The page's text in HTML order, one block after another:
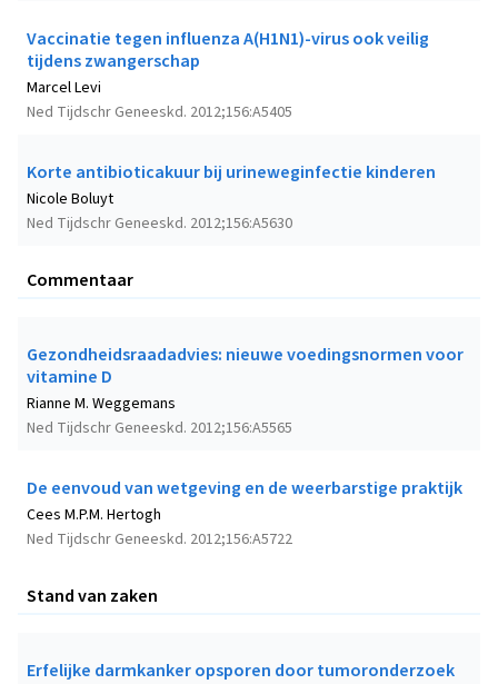
Vaccinatie tegen influenza A(H1N1)-virus ook veilig
tijdens zwangerschap
Ned Tijdschr Geneeskd. 2012;156:A5405
Marcel Levi
Korte antibioticakuur bij urineweginfectie kinderen
Ned Tijdschr Geneeskd. 2012;156:A5630
Nicole Boluyt
Commentaar
Gezondheidsraadadvies: nieuwe voedingsnormen voor
vitamine D
Ned Tijdschr Geneeskd. 2012;156:A5565
Rianne M. Weggemans
De eenvoud van wetgeving en de weerbarstige praktijk
Ned Tijdschr Geneeskd. 2012;156:A5722
Cees M.P.M. Hertogh
Stand van zaken
Erfelijke darmkanker opsporen door tumoronderzoek